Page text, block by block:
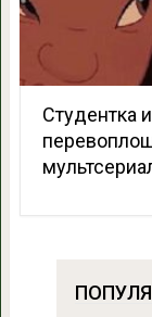
Студентка